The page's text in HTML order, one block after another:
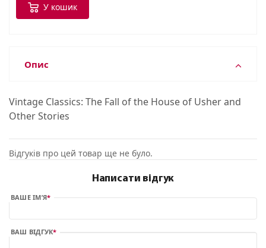
У кошик
Опис
Vintage Classics: The Fall of the House of Usher and
Other Stories
Відгуків про цей товар ще не було.
Написати відгук
ВАШЕ ІМ’Я
ВАШ ВІДГУК